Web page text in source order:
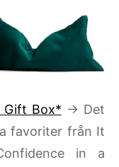
Gift Box* → Det
favoriter från It
in a